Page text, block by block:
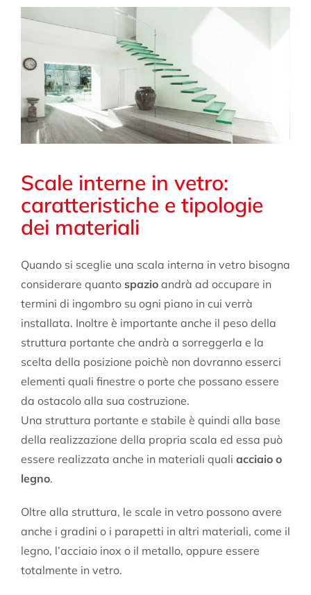
Scale interne in vetro:
caratteristiche e tipologie
dei materiali
Quando si sceglie una scala interna in vetro bisogna
considerare quanto spazio andrà ad occupare in
termini di ingombro su ogni piano in cui verrà
installata. Inoltre è importante anche il peso della
struttura portante che andrà a sorreggerla e la
scelta della posizione poichè non dovranno esserci
elementi quali finestre o porte che possano essere
da ostacolo alla sua costruzione.
Una struttura portante e stabile è quindi alla base
della realizzazione della propria scala ed essa può
essere realizzata anche in materiali quali acciaio o
legno.
Oltre alla struttura, le scale in vetro possono avere
anche i gradini o i parapetti in altri materiali, come il
legno, l’acciaio inox o il metallo, oppure essere
totalmente in vetro.